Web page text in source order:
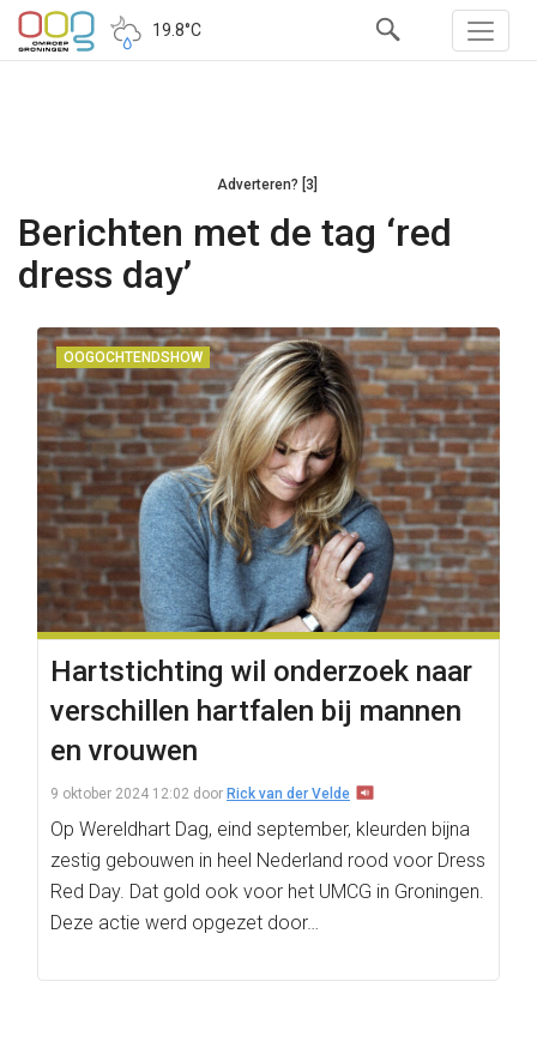
19.8°C
Adverteren? [3]
Berichten met de tag ‘red
dress day’
OOGOCHTENDSHOW
Hartstichting wil onderzoek naar
verschillen hartfalen bij mannen
en vrouwen
9 oktober 2024 12:02 door Rick van der Velde
Op Wereldhart Dag, eind september, kleurden bijna
zestig gebouwen in heel Nederland rood voor Dress
Red Day. Dat gold ook voor het UMCG in Groningen.
Deze actie werd opgezet door…